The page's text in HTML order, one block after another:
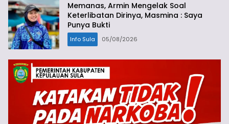
Memanas, Armin Mengelak Soal
Keterlibatan Dirinya, Masmina : Saya
Punya Bukti
Info Sula 05/08/2026